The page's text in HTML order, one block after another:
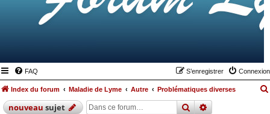
FAQ Connexion
S’enregistrer
Index du forum Maladie de Lyme Autre Problématiques diverses
nouveausujet rechercher
recherche